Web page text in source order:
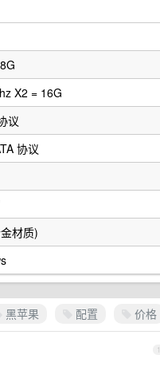
X2 = 16G
议
协议
材质)
黑苹果 配置 价格
1